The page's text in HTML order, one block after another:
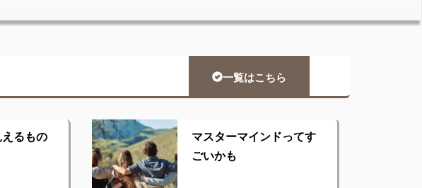
一覧はこちら
るもの
マスターマインドってす
ごいかも